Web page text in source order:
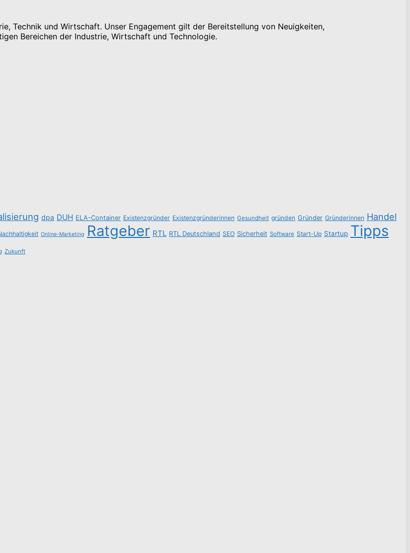
Technik und Wirtschaft. Unser Engagement gilt der Bereitstellung von Neuigkeiten,
Bereichen der Industrie, Wirtschaft und Technologie.
dpa DUH ELA-Container Existenzgründer Existenzgründerinnen Gesundheit gründen Gründer Gründerinnen Handel
Online-Marketing Ratgeber RTL RTL Deutschland SEO Sicherheit Software Start-Up Startup Tipps
Zukunft